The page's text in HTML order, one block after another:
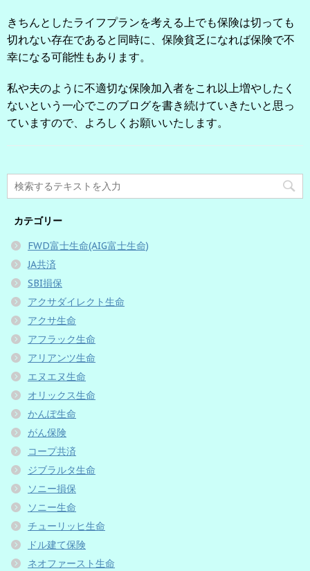
きちんとしたライフプランを考える上でも保険は切っても
切れない存在であると同時に、保険貧乏になれば保険で不
幸になる可能性もあります。
私や夫のように不適切な保険加入者をこれ以上増やしたく
ないという一心でこのブログを書き続けていきたいと思っ
ていますので、よろしくお願いいたします。
カテゴリー
FWD富士生命(AIG富士生命)
JA共済
SBI損保
アクサダイレクト生命
アクサ生命
アフラック生命
アリアンツ生命
エヌエヌ生命
オリックス生命
かんぽ生命
がん保険
コープ共済
ジブラルタ生命
ソニー損保
ソニー生命
チューリッヒ生命
ドル建て保険
ネオファースト生命